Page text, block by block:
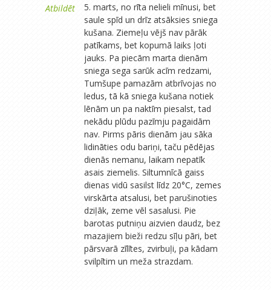
Atbildēt
5. marts, no rīta nelieli mīnusi, bet
saule spīd un drīz atsāksies sniega
kušana. Ziemeļu vējš nav pārāk
patīkams, bet kopumā laiks ļoti
jauks. Pa piecām marta dienām
sniega sega sarūk acīm redzami,
Tumšupe pamazām atbrīvojas no
ledus, tā kā sniega kušana notiek
lēnām un pa naktīm piesalst, tad
nekādu plūdu pazīmju pagaidām
nav. Pirms pāris dienām jau sāka
lidināties odu bariņi, taču pēdējas
dienās nemanu, laikam nepatīk
asais ziemelis. Siltumnīcā gaiss
dienas vidū sasilst līdz 20°C, zemes
virskārta atsalusi, bet parušinoties
dziļāk, zeme vēl sasalusi. Pie
barotas putniņu aizvien daudz, bez
mazajiem bieži redzu sīļu pāri, bet
pārsvarā zīlītes, zvirbuļi, pa kādam
svilpītim un meža strazdam.